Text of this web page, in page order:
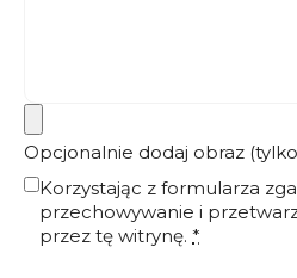
Opcjonalnie dodaj obraz (tylko
Korzystając z formularza
przechowywanie i
przez tę witrynę. *